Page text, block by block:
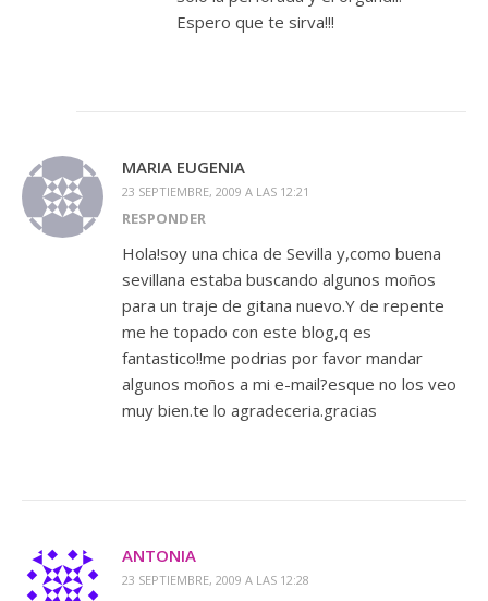
Espero que te sirva!!!
MARIA EUGENIA
23 SEPTIEMBRE, 2009 A LAS 12:21
RESPONDER
Hola!soy una chica de Sevilla y,como buena
sevillana estaba buscando algunos moños
para un traje de gitana nuevo.Y de repente
me he topado con este blog,q es
fantastico!!me podrias por favor mandar
algunos moños a mi e-mail?esque no los veo
muy bien.te lo agradeceria.gracias
ANTONIA
23 SEPTIEMBRE, 2009 A LAS 12:28